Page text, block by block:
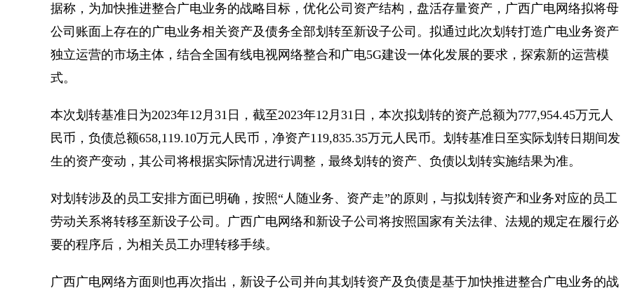
据称，为加快推进整合广电业务的战略目标，优化公司资产结构，盘活存量资产，广西广电网络拟将母
公司账面上存在的广电业务相关资产及债务全部划转至新设子公司。拟通过此次划转打造广电业务资产
独立运营的市场主体，结合全国有线电视网络整合和广电5G建设一体化发展的要求，探索新的运营模
式。
本次划转基准日为2023年12月31日，截至2023年12月31日，本次拟划转的资产总额为777,954.45万元人
民币，负债总额658,119.10万元人民币，净资产119,835.35万元人民币。划转基准日至实际划转日期间发
生的资产变动，其公司将根据实际情况进行调整，最终划转的资产、负债以划转实施结果为准。
对划转涉及的员工安排方面已明确，按照“人随业务、资产走”的原则，与拟划转资产和业务对应的员工
劳动关系将转移至新设子公司。广西广电网络和新设子公司将按照国家有关法律、法规的规定在履行必
要的程序后，为相关员工办理转移手续。
广西广电网络方面则也再次指出，新设子公司并向其划转资产及负债是基于加快推进整合广电业务的战